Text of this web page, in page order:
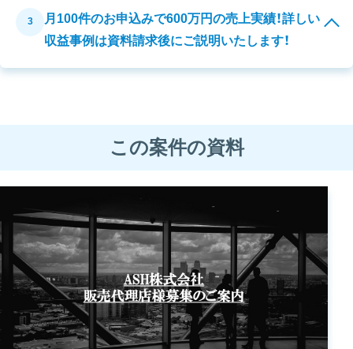
3
月100件のお申込みで600万円の売上実績！詳しい
収益事例は資料請求後にご説明いたします！
この案件の資料